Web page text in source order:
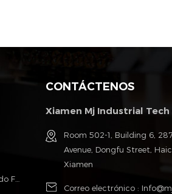
Poliéster Monofilamento Cable Trenzado Fundas
CONTÁCTENOS
Xiamen Mj Industrial Tech
Room 502-1, Building 6,
Avenue, Dongfu Street,
Xiamen
Correo electrónico :